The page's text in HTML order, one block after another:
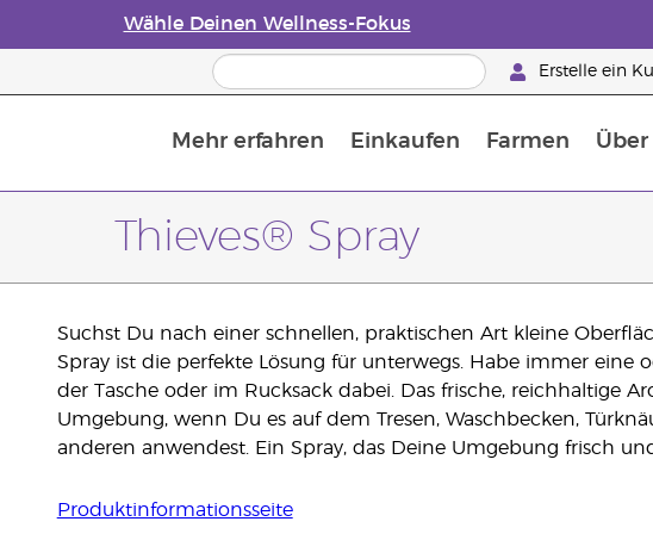
Wähle Deinen Wellness-Fokus
Erstelle ein
Mehr erfahren Einkaufen Farmen Über
Thieves® Spray
Suchst Du nach einer schnellen, praktischen Art kleine
Spray ist die perfekte Lösung für unterwegs. Habe immer eine
der Tasche oder im Rucksack dabei. Das frische, reichhaltige
Umgebung, wenn Du es auf dem Tresen, Waschbecken,
anderen anwendest. Ein Spray, das Deine Umgebung frisch
Produktinformationsseite